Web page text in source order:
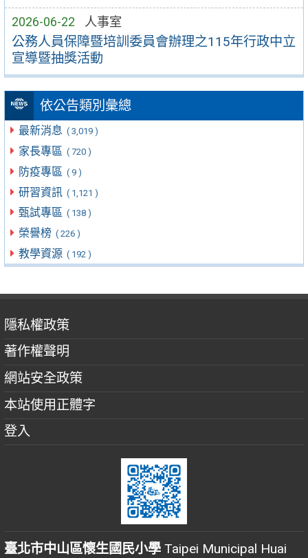
2026-06-22 人事室
公務人員保障暨培訓委員會辦理之115年行政中立
宣導暨抽獎活動
依公告類別彙總
最新消息 ( 3,019 )
家長專區 ( 720 )
防疫專區 ( 9 )
研習資訊 ( 1,121 )
甄試專區 ( 138 )
榮譽榜 ( 226 )
教學資源 ( 192 )
隱私權政策
著作權聲明
網站安全政策
本站使用正體字
登入
臺北市中山區懷生國民小學 Taipei Municipal Huai